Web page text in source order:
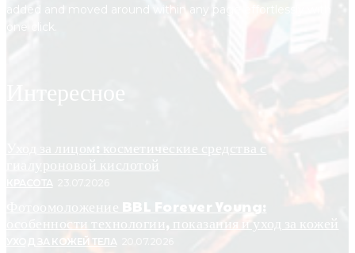
added and moved around within any page effortlessly with
Интересное
Уход за лицом: косметические средства с
гиалуроновой кислотой
КРАСОТА
Фотоомоложение BBL Forever Young:
особенности технологии, показания и уход за кожей
УХОД ЗА КОЖЕЙ ТЕЛА